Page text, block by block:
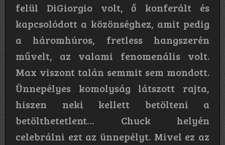
felül DiGiorgio volt, ő konferált és
kapcsolódott a közönséghez, amit pedig
a háromhúros, fretless hangszerén
művelt, az valami fenomenális volt.
Max viszont talán semmit sem mondott.
Ünnepélyes komolyság látszott rajta,
hiszen neki kellett betölteni a
betölthetetlent… Chuck helyén
celebrálni ezt az ünnepélyt. Mivel ez az